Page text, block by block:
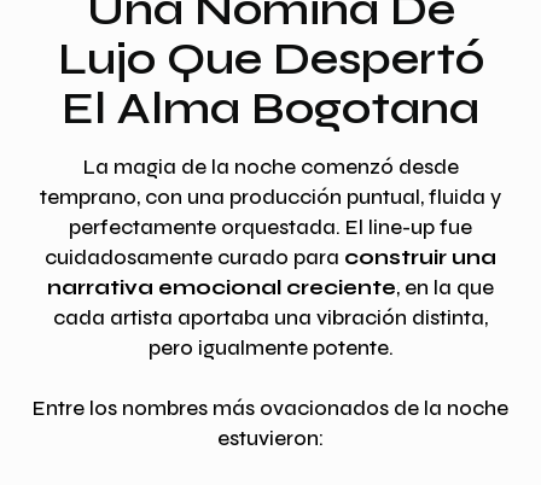
Lujo Que Despertó
El Alma Bogotana
La magia de la noche comenzó desde
temprano, con una producción puntual, fluida y
perfectamente orquestada. El line-up fue
cuidadosamente curado para construir una
narrativa emocional creciente, en la que
cada artista aportaba una vibración distinta,
pero igualmente potente.
Entre los nombres más ovacionados de la noche
estuvieron: